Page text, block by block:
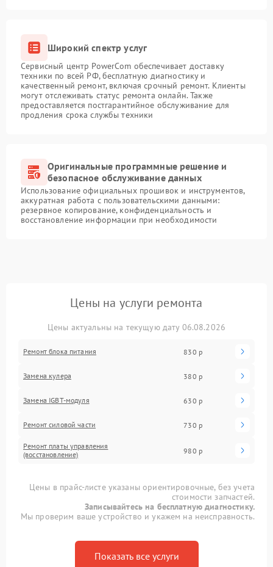
Широкий спектр услуг
Сервисный центр PowerCom обеспечивает доставку
техники по всей РФ, бесплатную диагностику и
качественный ремонт, включая срочный ремонт. Клиенты
могут отслеживать статус ремонта онлайн. Также
предоставляется постгарантийное обслуживание для
продления срока службы техники
Оригинальные программные решение и
безопасное обслуживание данных
Использование официальных прошивок и инструментов,
аккуратная работа с пользовательскими данными:
резервное копирование, конфиденциальность и
восстановление информации при необходимости
Цены на услуги ремонта
Цены актуальны на текущую дату 06.08.2026
Ремонт блока питания 830 р
Замена кулера 380 р
Замена IGBT-модуля 630 р
Ремонт силовой части 730 р
Ремонт платы управления
(восстановление)
980 р
Цены в прайс-листе указаны ориентировочные, без учета
стоимости запчастей.
Записывайтесь на бесплатную диагностику.
Мы проверим ваше устройство и укажем на неисправность.
Показать все услуги